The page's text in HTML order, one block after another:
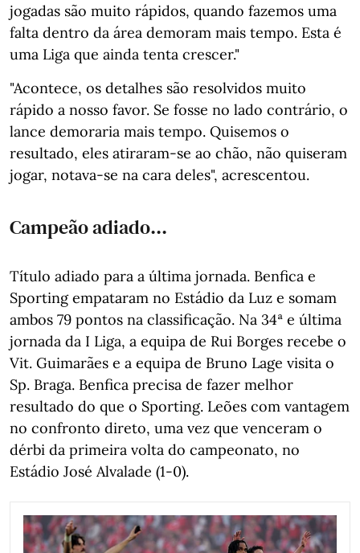
jogadas são muito rápidos, quando fazemos uma
falta dentro da área demoram mais tempo. Esta é
uma Liga que ainda tenta crescer."
"Acontece, os detalhes são resolvidos muito
rápido a nosso favor. Se fosse no lado contrário, o
lance demoraria mais tempo. Quisemos o
resultado, eles atiraram-se ao chão, não quiseram
jogar, notava-se na cara deles", acrescentou.
Campeão adiado...
Título adiado para a última jornada. Benfica e
Sporting empataram no Estádio da Luz e somam
ambos 79 pontos na classificação. Na 34ª e última
jornada da I Liga, a equipa de Rui Borges recebe o
Vit. Guimarães e a equipa de Bruno Lage visita o
Sp. Braga. Benfica precisa de fazer melhor
resultado do que o Sporting. Leões com vantagem
no confronto direto, uma vez que venceram o
dérbi da primeira volta do campeonato, no
Estádio José Alvalade (1-0).